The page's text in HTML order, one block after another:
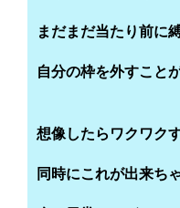
まだまだ当たり前に
自分の枠を外すこと
想像したらワクワク
同時にこれが出来ち